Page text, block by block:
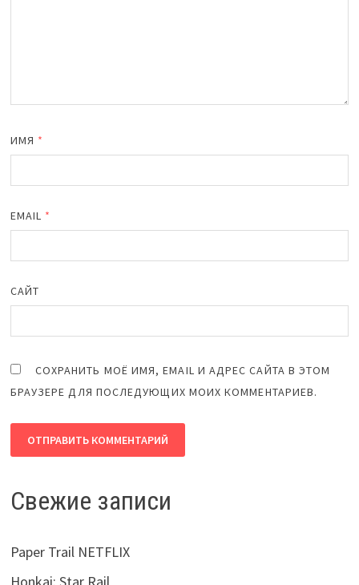
ИМЯ *
EMAIL *
САЙТ
СОХРАНИТЬ МОЁ ИМЯ, EMAIL И АДРЕС САЙТА В ЭТОМ
БРАУЗЕРЕ ДЛЯ ПОСЛЕДУЮЩИХ МОИХ КОММЕНТАРИЕВ.
Свежие записи
Paper Trail NETFLIX